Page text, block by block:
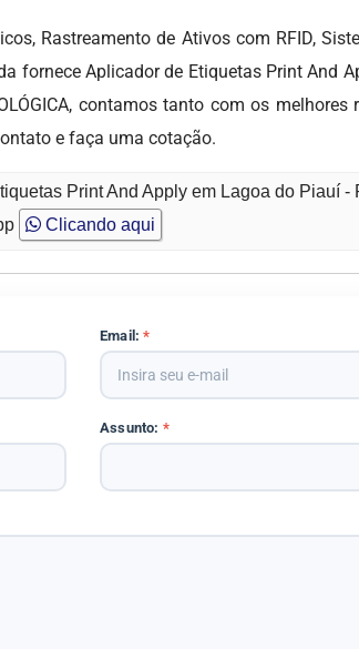
Rastreamento de Ativos com RFID,
fornece Aplicador de Etiquetas Print And
contamos tanto com os
e faça uma cotação.
Print And Apply em Lagoa do Piauí -
Clicando aqui
Email:*
Assunto: *